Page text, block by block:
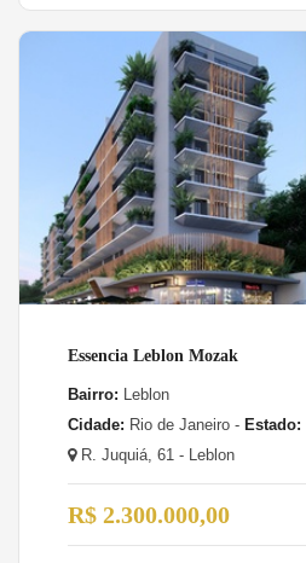
Essencia Leblon Mozak
Bairro: Leblon
Cidade: Rio de Janeiro - Estado:
R. Juquiá, 61 - Leblon
R$ 2.300.000,00